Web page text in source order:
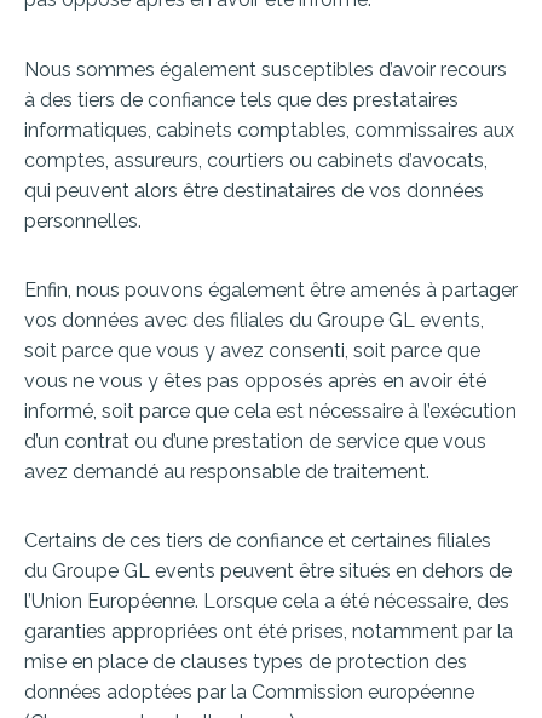
Nous sommes également susceptibles d’avoir recours
à des tiers de confiance tels que des prestataires
informatiques, cabinets comptables, commissaires aux
comptes, assureurs, courtiers ou cabinets d’avocats,
qui peuvent alors être destinataires de vos données
personnelles.
Enfin, nous pouvons également être amenés à partager
vos données avec des filiales du Groupe GL events,
soit parce que vous y avez consenti, soit parce que
vous ne vous y êtes pas opposés après en avoir été
informé, soit parce que cela est nécessaire à l’exécution
d’un contrat ou d’une prestation de service que vous
avez demandé au responsable de traitement.
Certains de ces tiers de confiance et certaines filiales
du Groupe GL events peuvent être situés en dehors de
l’Union Européenne. Lorsque cela a été nécessaire, des
garanties appropriées ont été prises, notamment par la
mise en place de clauses types de protection des
données adoptées par la Commission européenne